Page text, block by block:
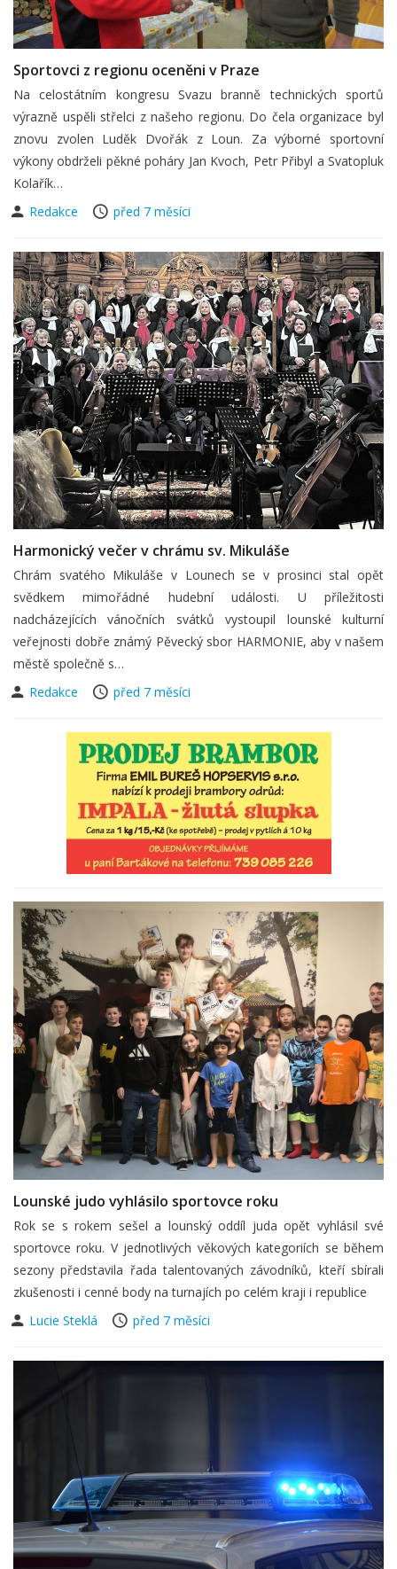
Sportovci z regionu oceněni v Praze
Na celostátním kongresu Svazu branně technických sportů
výrazně uspěli střelci z našeho regionu. Do čela organizace byl
znovu zvolen Luděk Dvořák z Loun. Za výborné sportovní
výkony obdrželi pěkné poháry Jan Kvoch, Petr Přibyl a Svatopluk
Kolařík…
Redakce
před 7 měsíci
Harmonický večer v chrámu sv. Mikuláše
Chrám svatého Mikuláše v Lounech se v prosinci stal opět
svědkem mimořádné hudební události. U příležitosti
nadcházejících vánočních svátků vystoupil lounské kulturní
veřejnosti dobře známý Pěvecký sbor HARMONIE, aby v našem
městě společně s…
Redakce
před 7 měsíci
Lounské judo vyhlásilo sportovce roku
Rok se s rokem sešel a lounský oddíl juda opět vyhlásil své
sportovce roku. V jednotlivých věkových kategoriích se během
sezony představila řada talentovaných závodníků, kteří sbírali
zkušenosti i cenné body na turnajích po celém kraji i republice
Lucie Steklá
před 7 měsíci